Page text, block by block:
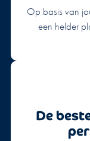
Op basis van
een helder
De